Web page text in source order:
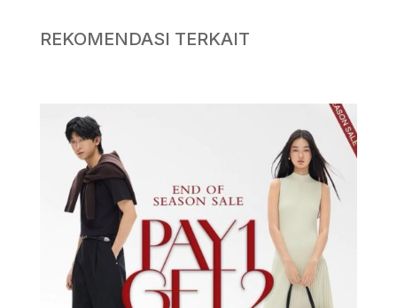
REKOMENDASI TERKAIT